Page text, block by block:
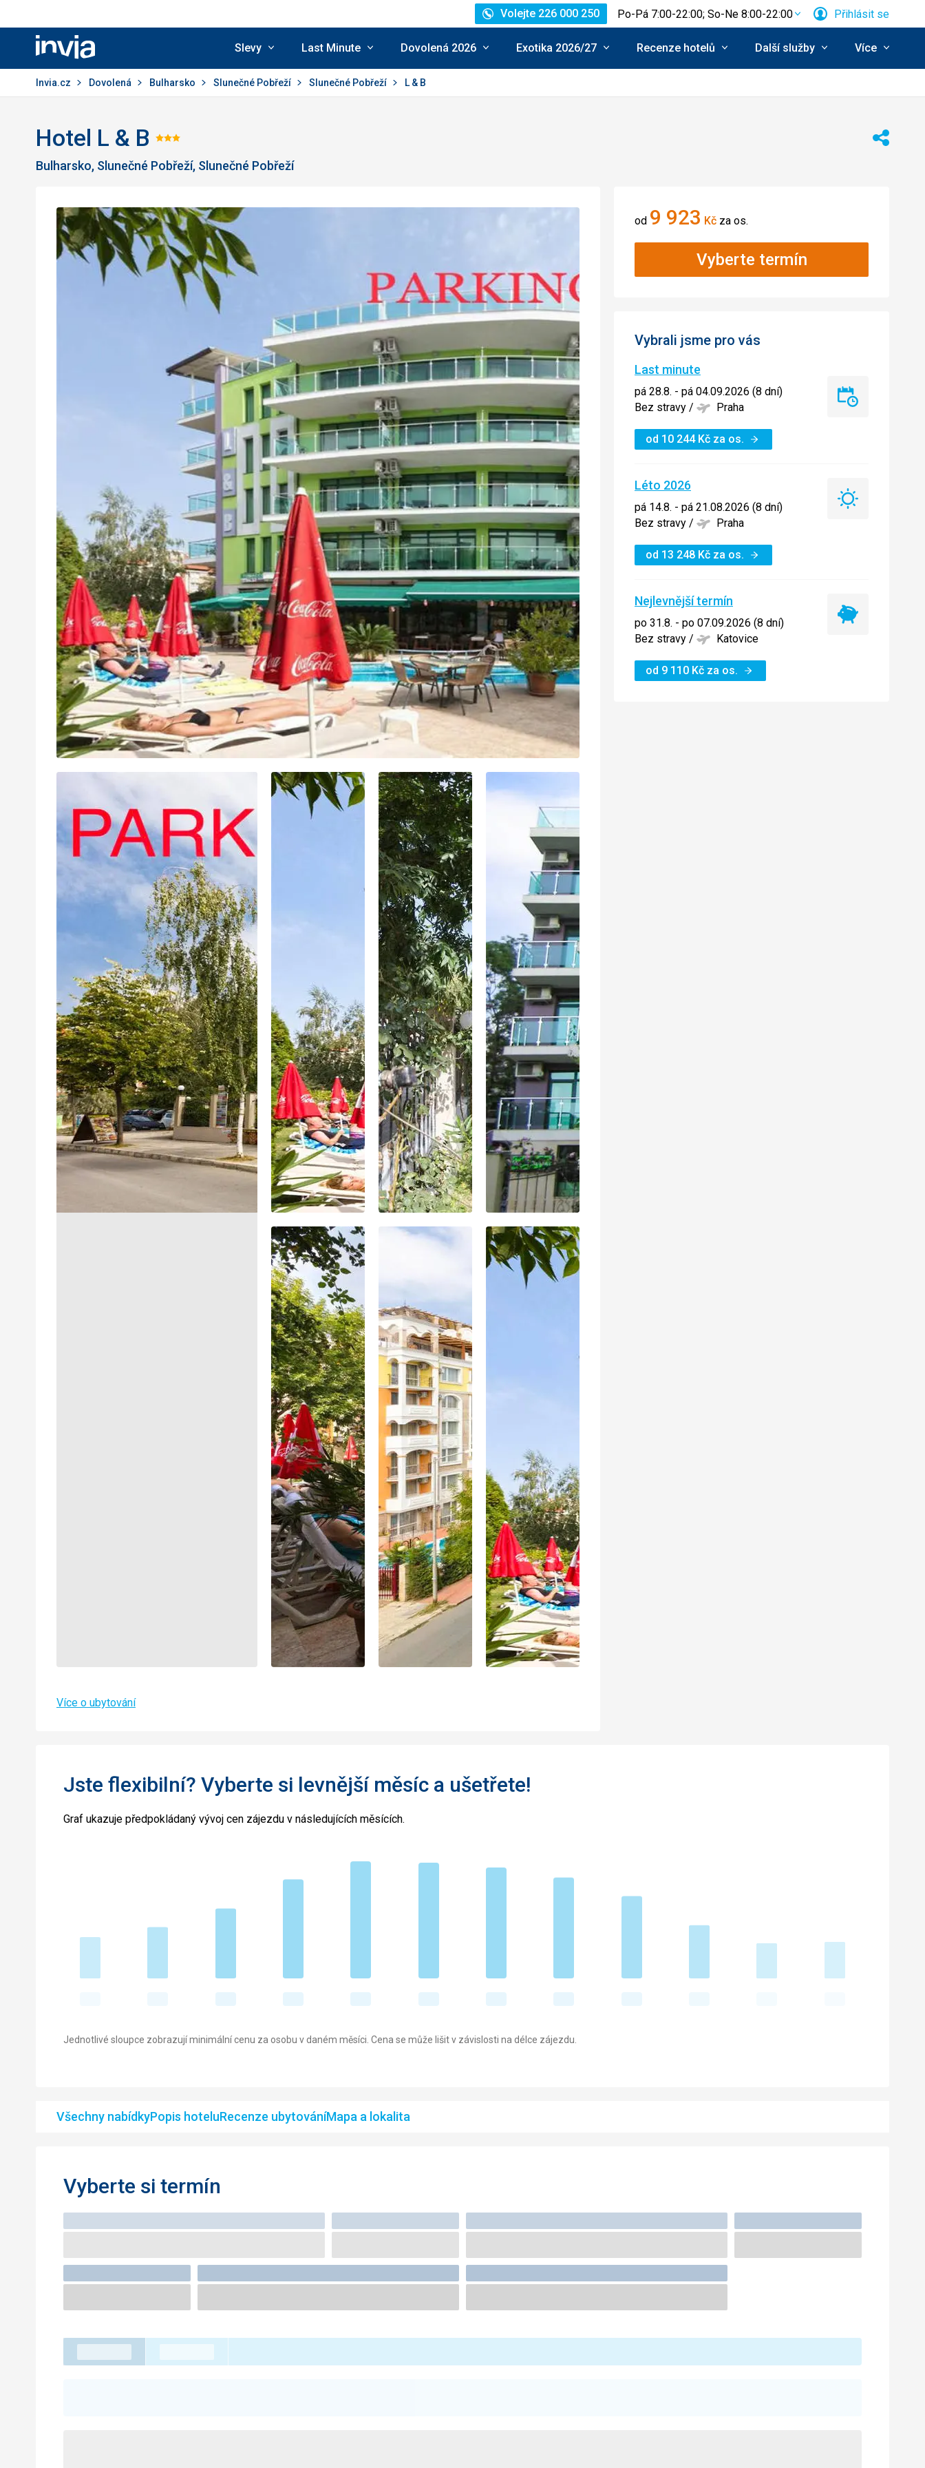
Invia.cz
Volejte 226 000 250 Po-Pá 7:00-22:00; So-Ne 8:00-22:00 Přihlásit se
Slevy Last Minute Dovolená 2026 Exotika 2026/27 Recenze hotelů Další služby Více
Invia.cz Dovolená Bulharsko Slunečné Pobřeží Slunečné Pobřeží L & B
Hotel L & B Hodnocení:
3/5
Bulharsko, Slunečné Pobřeží, Slunečné Pobřeží
Sdílet
Více o ubytování
od 9 923 Kč za os.
Vyberte termín
Vybrali jsme pro vás
Last minute
pá 28.8. - pá 04.09.2026 (8 dní)
Bez stravy / Praha
od 10 244 Kč za os.
Last
Léto 2026
pá 14.8. - pá 21.08.2026 (8 dní)
Bez stravy / Praha
od 13 248 Kč za os.
Léto
Nejlevnější termín
po 31.8. - po 07.09.2026 (8 dní)
Bez stravy / Katovice
od 9 110 Kč za os.
Nejlevnější
Jste flexibilní? Vyberte si levnější měsíc a ušetřete!
Graf ukazuje předpokládaný vývoj cen zájezdu v následujících měsících.
Jednotlivé sloupce zobrazují minimální cenu za osobu v daném měsíci. Cena se může lišit v závislosti na délce zájezdu.
Všechny nabídkyPopis hoteluRecenze ubytováníMapa a lokalita
Vyberte si termín